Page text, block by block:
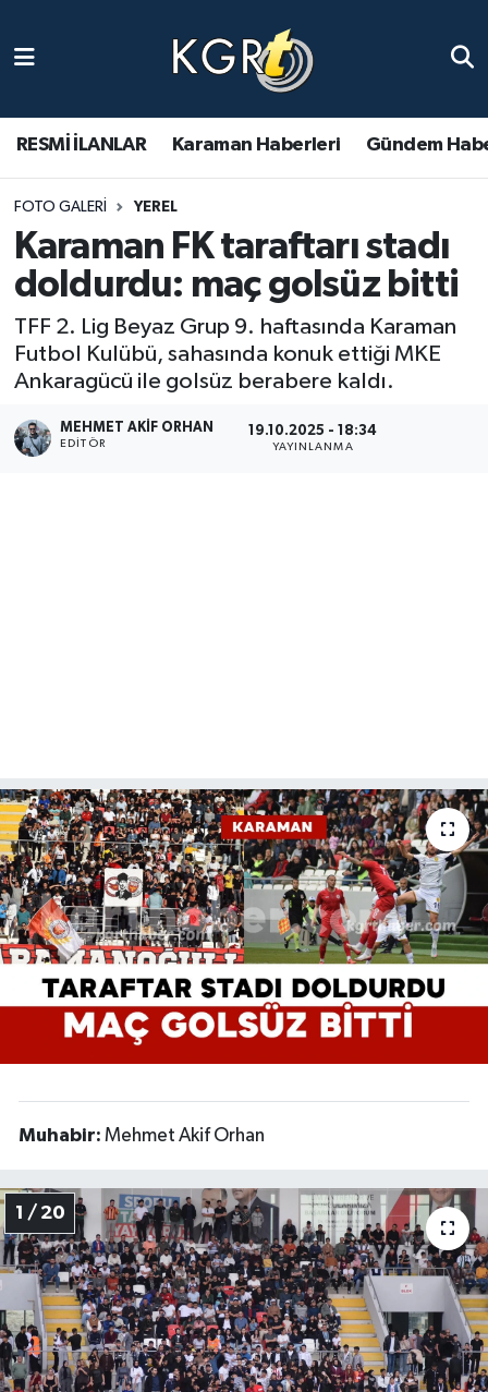
RESMİ İLANLAR Karaman Haberleri Gündem
FOTO GALERI YEREL
Karaman FK taraftarı stadı
doldurdu: maç golsüz bitti
TFF 2. Lig Beyaz Grup 9. haftasında Karaman
Futbol Kulübü, sahasında konuk ettiği MKE
Ankaragücü ile golsüz berabere kaldı.
MEHMET AKIF ORHAN
EDITÖR
19.10.2025 - 18:34
YAYINLANMA
Muhabir: Mehmet Akif Orhan
1 / 20
Gündem Haberleri
Güncel Haberler
Spor Haberleri
Ulusal Haberler
Vefat Edenler